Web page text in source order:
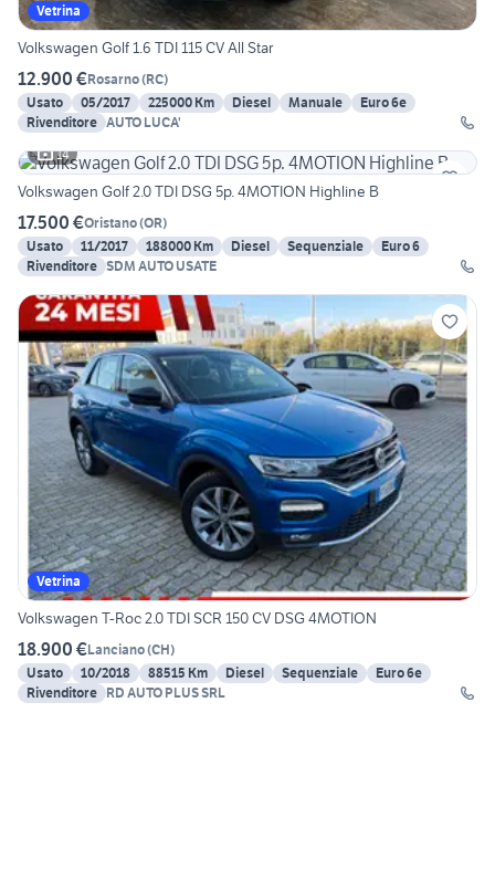
Vetrina
Volkswagen Golf 1.6 TDI 115 CV All Star
12.900 €Rosarno(RC)
Usato
05/2017 225000 Km Diesel Manuale
Euro 6e
Rivenditore AUTO LUCA'
14
Volkswagen Golf 2.0 TDI DSG 5p. 4MOTION Highline B
17.500 €Oristano(OR)
Usato
11/2017 188000 Km Diesel Sequenziale
Euro 6
Rivenditore SDM AUTO USATE
Vetrina
Volkswagen T-Roc 2.0 TDI SCR 150 CV DSG 4MOTION
18.900 €Lanciano(CH)
Usato
10/2018 88515 Km Diesel Sequenziale
Euro 6e
Rivenditore RD AUTO PLUS SRL